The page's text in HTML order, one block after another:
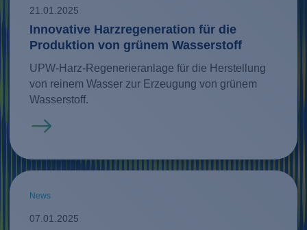
21.01.2025
Innovative Harzregeneration für die
Produktion von grünem Wasserstoff
UPW-Harz-Regenerieranlage für die Herstellung
von reinem Wasser zur Erzeugung von grünem
Wasserstoff.
Mehr erfahren
News
07.01.2025